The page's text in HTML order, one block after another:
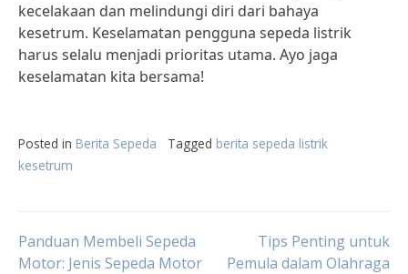
kecelakaan dan melindungi diri dari bahaya
kesetrum. Keselamatan pengguna sepeda listrik
harus selalu menjadi prioritas utama. Ayo jaga
keselamatan kita bersama!
Posted in Berita Sepeda Tagged berita sepeda listrik
kesetrum
Post
Panduan Membeli Sepeda
Motor: Jenis Sepeda Motor
Tips Penting untuk
Pemula dalam Olahraga